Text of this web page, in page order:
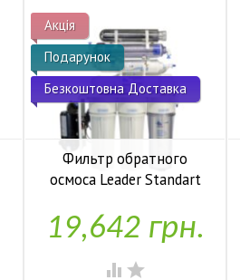
Акція
Подарунок
Безкоштовна Доставка
Фильтр обратного
осмоса Leader Standart
У наявності
19,642 грн.
 